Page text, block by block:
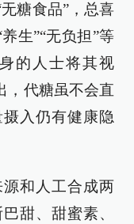
糖食品”，总喜
生”“无负担”等
的人士将其视
，代糖虽不会直
入仍有健康隐
和人工合成两
甜、甜蜜素、